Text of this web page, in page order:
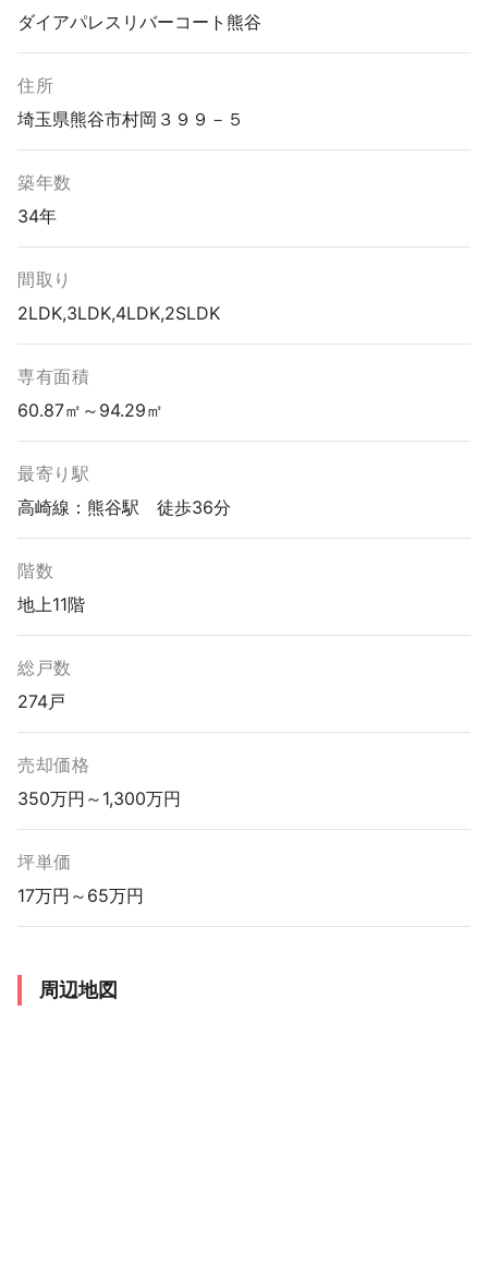
ダイアパレスリバーコート熊谷
住所
埼玉県熊谷市村岡３９９－５
築年数
34年
間取り
2LDK,3LDK,4LDK,2SLDK
専有面積
60.87㎡～94.29㎡
最寄り駅
高崎線：熊谷駅 徒歩36分
階数
地上11階
総戸数
274戸
売却価格
350万円～1,300万円
坪単価
17万円～65万円
周辺地図